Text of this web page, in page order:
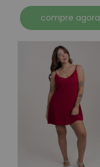
compre agora